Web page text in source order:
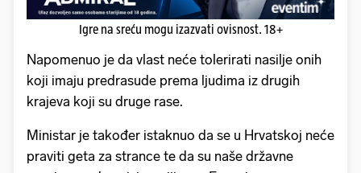
Igre na sreću mogu izazvati ovisnost. 18+
Napomenuo je da vlast neće tolerirati nasilje onih
koji imaju predrasude prema ljudima iz drugih
krajeva koji su druge rase.
Ministar je također istaknuo da se u Hrvatskoj neće
praviti geta za strance te da su naše državne